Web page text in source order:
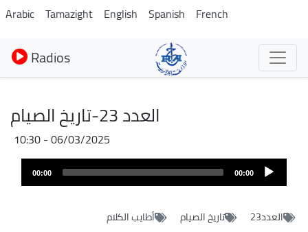
Aller
au
contenu
principal
Arabic Tamazight English Spanish French
Radios
العدد 23-تاريخ الصيام
06/03/2025 - 10:30
00:00
00:00
العدد23 تاريخ الصيام أطايب الكلام